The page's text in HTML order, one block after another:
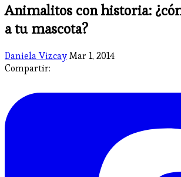
Animalitos con historia:
a tu mascota?
Daniela VizcayMar 1, 2014
Compartir: